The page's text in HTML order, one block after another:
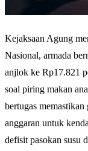
Kejaksaan Agung
Nasional, armada
anjlok ke Rp17.821
soal piring makan
bertugas
anggaran untuk
defisit pasokan susu